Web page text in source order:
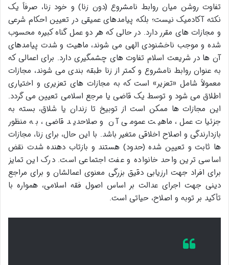
تفاوت روشن میان روابط نامشروع (دون زنا) و خود زنا، صرفاً یک
نکته آکادمیک نیست؛ بلکه پیامدهای عمیقی در تعیین احکام شرعی
و مجازات های مقرر دارد. در حالی که هر دو عمل گناه کبیره محسوب
شده و موجب ناخشنودی الهی می شوند، ماهیت و شدت پیامدهای
آن ها در شریعت اسلام تفاوت های چشمگیری دارد. برای اعمالی که
به عنوان روابط نامشروع و کمتر از زنا طبقه بندی می شوند، مجازات
معمولاً شامل «تعزیر» است که به مجازات های تعزیری و اختیاری
اطلاق می شود و توسط یک قاضی یا مرجع اسلامی تعیین می گردد.
این مجازات ها ممکن است از توبیخ تا زندان یا شلاق، بسته به
جزئیات عمل، ماهیت عمومی آن و صلاحدید قاضی، به منظور
بازدارندگی و اصلاح اخلاقی متغیر باشد. با این حال، برای زنا، مجازات
ها ثابت و تعیین شده (حدود) هستند و بازتاب دهنده شدت نقض
اساسی ترین واحد خانواده و عفت اجتماعی است. درک این تمایز
برای افراد جهت ارزیابی دقیق بزرگی معنوی اعمالشان و برای مراجع
دینی جهت اجرای عدالت بر اساس اصول فقه اسلامی، همواره با
تأکید بر توبه و اصلاح، حیاتی است.